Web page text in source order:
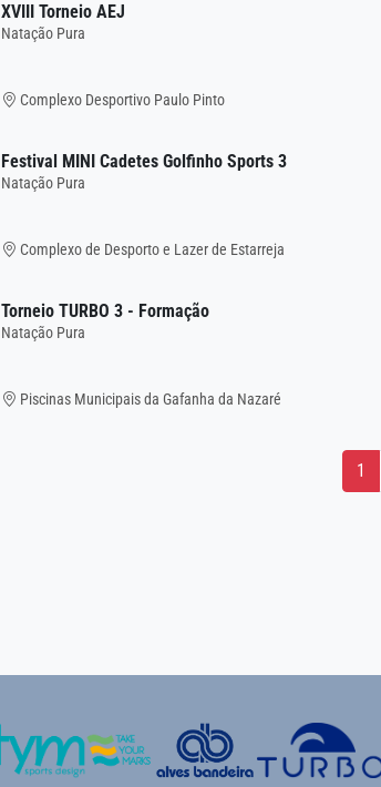
XVIII Torneio AEJ
Natação Pura
Complexo Desportivo Paulo Pinto
Festival MINI Cadetes Golfinho Sports 3
Natação Pura
Complexo de Desporto e Lazer de Estarreja
Torneio TURBO 3 - Formação
Natação Pura
Piscinas Municipais da Gafanha da Nazaré
1